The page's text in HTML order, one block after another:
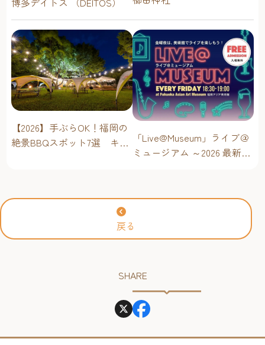
【2026】手ぶらOK！福岡の
絶景BBQスポット7選 キャ
「Live@Museum」ライブ＠
ミュージアム ～2026 最新イ
戻る
SHARE